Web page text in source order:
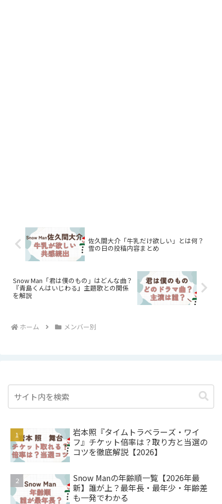
佐久間大介「牛乳だけ欲しい」とは何？
雪の日の投稿内容まとめ
Snow Man「君は僕のもの」はどんな曲？
『青島くんはいじわる』主題歌との関係
を解説
ホーム メンバー別
岩本照『タイムトラベラーズ・ワイ
フ』チケット倍率は？取り方と当選の
コツを徹底解説【2026】
Snow Manの年齢順一覧【2026年最
新】誰が上？最年長・最年少・年齢差
も一発でわかる